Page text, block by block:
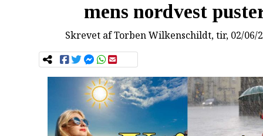
mens nordvest
Skrevet afTorben Wilkenschildt, tir, 02/06/